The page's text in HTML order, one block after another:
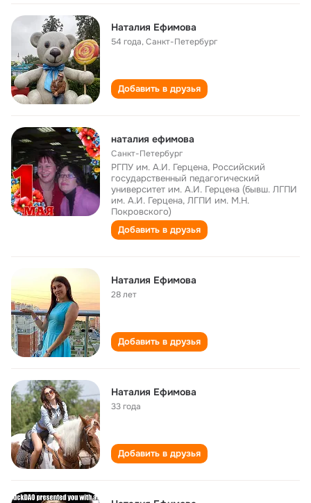
Наталия Ефимова
54 года,Санкт-Петербург
Добавить в друзья
наталия ефимова
Санкт-Петербург
РГПУ им. А.И. Герцена, Российский
государственный педагогический
университет им. А.И. Герцена (бывш. ЛГПИ
им. А.И. Герцена, ЛГПИ им. М.Н.
Покровского)
Добавить в друзья
Наталия Ефимова
28 лет
Добавить в друзья
Наталия Ефимова
33 года
Добавить в друзья